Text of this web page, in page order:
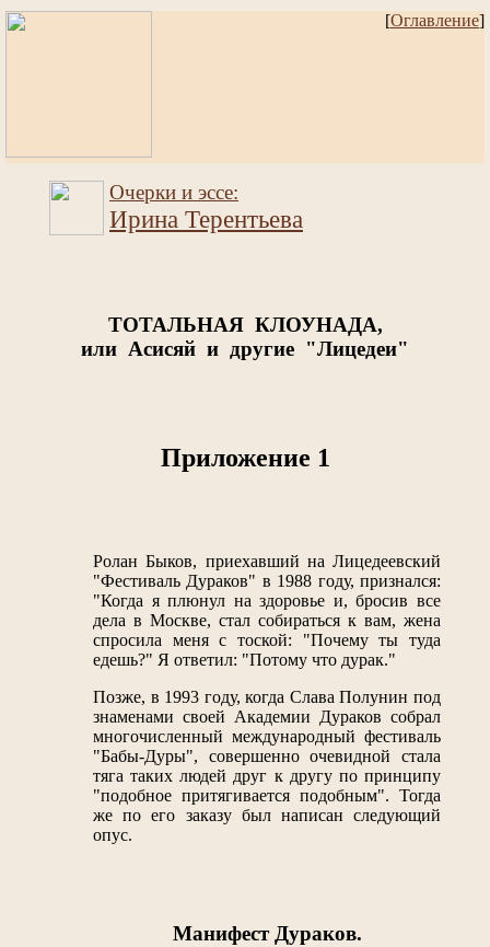
[Оглавление]
Очерки и эссе:
Ирина Терентьева
ТОТАЛЬНАЯ КЛОУНАДА,
или Асисяй и другие "Лицедеи"
Приложение 1
Ролан Быков, приехавший на Лицедеевский
"Фестиваль Дураков" в 1988 году, признался:
"Когда я плюнул на здоровье и, бросив все
дела в Москве, стал собираться к вам, жена
спросила меня с тоской: "Почему ты туда
едешь?" Я ответил: "Потому что дурак."
Позже, в 1993 году, когда Слава Полунин под
знаменами своей Академии Дураков собрал
многочисленный международный фестиваль
"Бабы-Дуры", совершенно очевидной стала
тяга таких людей друг к другу по принципу
"подобное притягивается подобным". Тогда
же по его заказу был написан следующий
опус.
Манифест Дураков.